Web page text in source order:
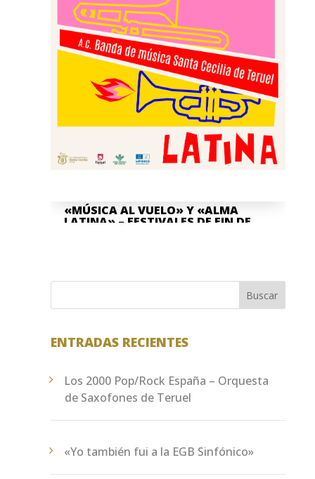
«MÚSICA AL VUELO» Y «ALMA
LATINA» – FESTIVALES DE FIN DE
Escuela Pública de Música "Antón García
Buscar
ENTRADAS RECIENTES
Los 2000 Pop/Rock España – Orquesta
de Saxofones de Teruel
«Yo también fui a la EGB Sinfónico»